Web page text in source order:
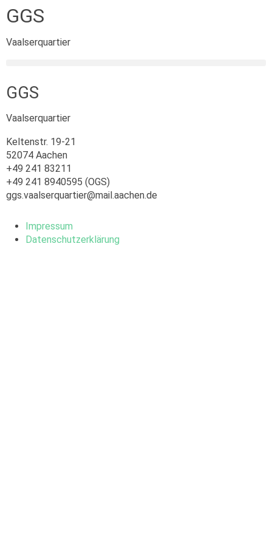
GGS
Vaalserquartier
GGS
Vaalserquartier
Keltenstr. 19-21
52074 Aachen
+49 241 83211
+49 241 8940595 (OGS)
ggs.vaalserquartier@mail.aachen.de
Impressum
Datenschutzerklärung